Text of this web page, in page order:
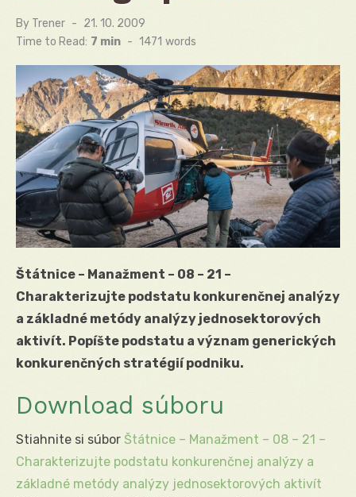
By Trener
Posted
on
21. 10. 2009
Time to Read: 7 min - 1471 words
Štátnice – Manažment – 08 – 21 –
Charakterizujte podstatu konkurenčnej analýzy
a základné metódy analýzy jednosektorových
aktivít. Popíšte podstatu a význam generických
konkurenčných stratégií podniku.
Download súboru
Stiahnite si súbor Štátnice – Manažment – 08 – 21 –
Charakterizujte podstatu konkurenčnej analýzy a
základné metódy analýzy jednosektorových aktivít